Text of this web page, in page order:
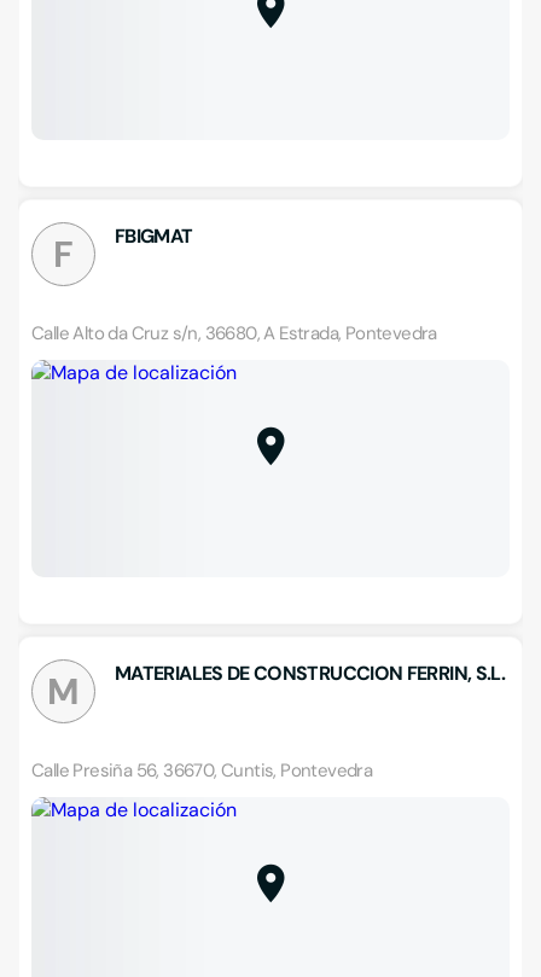
F FBIGMAT
Calle Alto da Cruz s/n, 36680, A Estrada, Pontevedra
M MATERIALES DE CONSTRUCCION FERRIN, S.L.
Calle Presiña 56, 36670, Cuntis, Pontevedra